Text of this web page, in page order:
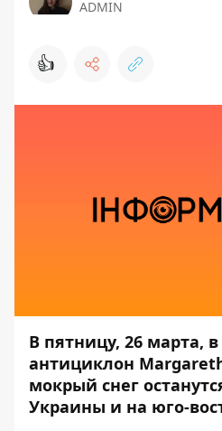
ADMIN
👍
В пятницу, 26 марта,
антициклон
мокрый снег
Украины и на юго-